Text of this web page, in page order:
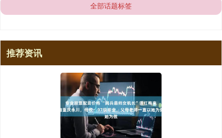
全部话题标签
推荐资讯